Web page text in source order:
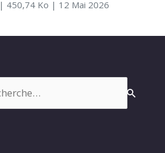
| 450,74 Ko | 12 Mai 2026